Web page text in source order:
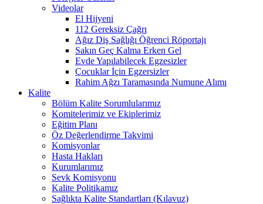
Videolar
El Hijyeni
112 Gereksiz Çağrı
Ağız Diş Sağlığı Öğrenci Röportajı
Sakın Geç Kalma Erken Gel
Evde Yapılabilecek Egzesizler
Çocuklar İçin Egzersizler
Rahim Ağzı Taramasında Numune Alımı
Kalite
Bölüm Kalite Sorumlularımız
Komitelerimiz ve Ekiplerimiz
Eğitim Planı
Öz Değerlendirme Takvimi
Komisyonlar
Hasta Hakları
Kurumlarımız
Sevk Komisyonu
Kalite Politikamız
Sağlıkta Kalite Standartları (Kılavuz)